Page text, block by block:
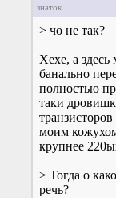
знаток
> чо не так?
Хехе, а здесь
банально
полностью
таки
моим кожухом
крупнее
> Тогда о
речь?